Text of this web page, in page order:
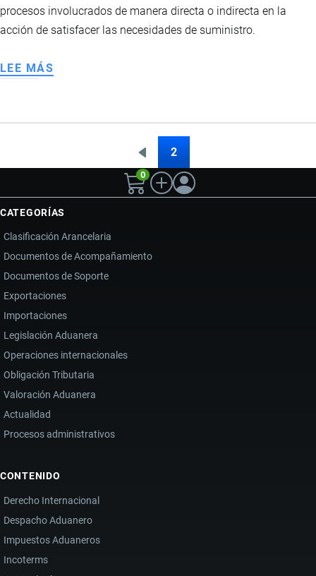
procesos involucrados de manera directa o indirecta en la
acción de satisfacer las necesidades de suministro.
LEE MÁS
SUMINISTRO
Página
anterior
2
0
CATEGORÍAS
Clasificación Arancelaria
Documentos de Acompañamiento
Documentos de Soporte
Exportaciones
Importaciones
Legislación Aduanera
Operaciones internacionales
Obligación Tributaria
Valoración Aduanera
Actualidad
Procesos administrativos
CONTENIDO
Derecho Internacional
Despacho Aduanero
Impuestos Aduaneros
Incoterms